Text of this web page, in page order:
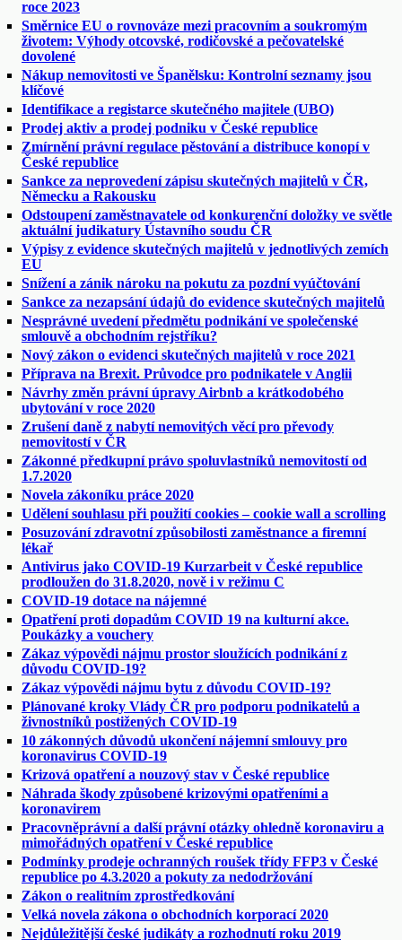
roce 2023
Směrnice EU o rovnováze mezi pracovním a soukromým
životem: Výhody otcovské, rodičovské a pečovatelské
dovolené
Nákup nemovitosti ve Španělsku: Kontrolní seznamy jsou
klíčové
Identifikace a registarce skutečného majitele (UBO)
Prodej aktiv a prodej podniku v České republice
Zmírnění právní regulace pěstování a distribuce konopí v
České republice
Sankce za neprovedení zápisu skutečných majitelů v ČR,
Německu a Rakousku
Odstoupení zaměstnavatele od konkurenční doložky ve světle
aktuální judikatury Ústavního soudu ČR
Výpisy z evidence skutečných majitelů v jednotlivých zemích
EU
Snížení a zánik nároku na pokutu za pozdní vyúčtování
Sankce za nezapsání údajů do evidence skutečných majitelů
Nesprávné uvedení předmětu podnikání ve společenské
smlouvě a obchodním rejstříku?
Nový zákon o evidenci skutečných majitelů v roce 2021
Příprava na Brexit. Průvodce pro podnikatele v Anglii
Návrhy změn právní úpravy Airbnb a krátkodobého
ubytování v roce 2020
Zrušení daně z nabytí nemovitých věcí pro převody
nemovitostí v ČR
Zákonné předkupní právo spoluvlastníků nemovitostí od
1.7.2020
Novela zákoníku práce 2020
Udělení souhlasu při použití cookies – cookie wall a scrolling
Posuzování zdravotní způsobilosti zaměstnance a firemní
lékař
Antivirus jako COVID-19 Kurzarbeit v České republice
prodloužen do 31.8.2020, nově i v režimu C
COVID-19 dotace na nájemné
Opatření proti dopadům COVID 19 na kulturní akce.
Poukázky a vouchery
Zákaz výpovědi nájmu prostor sloužících podnikání z
důvodu COVID-19?
Zákaz výpovědi nájmu bytu z důvodu COVID-19?
Plánované kroky Vlády ČR pro podporu podnikatelů a
živnostníků postižených COVID-19
10 zákonných důvodů ukončení nájemní smlouvy pro
koronavirus COVID-19
Krizová opatření a nouzový stav v České republice
Náhrada škody způsobené krizovými opatřeními a
koronavirem
Pracovněprávní a další právní otázky ohledně koronaviru a
mimořádných opatření v České republice
Podmínky prodeje ochranných roušek třídy FFP3 v České
republice po 4.3.2020 a pokuty za nedodržování
Zákon o realitním zprostředkování
Velká novela zákona o obchodních korporací 2020
Nejdůležitější české judikáty a rozhodnutí roku 2019